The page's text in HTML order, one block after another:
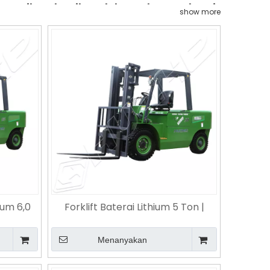
detail produk untuk memahami
show more
6,0
&
Forklift Baterai Lithium 5 Ton |
Pilihan Pilihan untuk Pergudangan
Rantai Dingin
Menanyakan